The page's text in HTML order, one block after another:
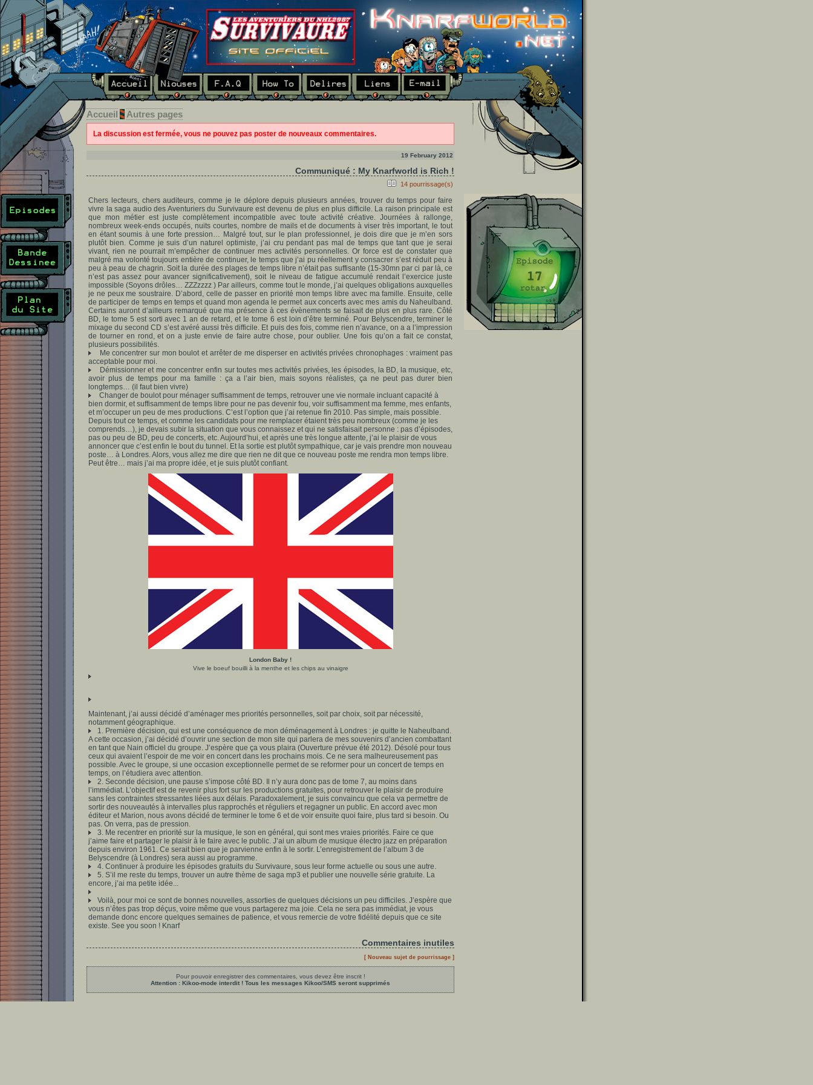
Accueil Autres pages
La discussion est fermée, vous ne pouvez pas poster de nouveaux commentaires.
19 February 2012
Communiqué : My Knarfworld is Rich !
14 pourrissage(s)
Chers lecteurs, chers auditeurs, comme je le déplore depuis plusieurs années, trouver du temps pour faire
vivre la saga audio des Aventuriers du Survivaure est devenu de plus en plus difficile. La raison principale est
que mon métier est juste complètement incompatible avec toute activité créative. Journées à rallonge,
nombreux week-ends occupés, nuits courtes, nombre de mails et de documents à viser très important, le tout
en étant soumis à une forte pression… Malgré tout, sur le plan professionnel, je dois dire que je m’en sors
plutôt bien. Comme je suis d’un naturel optimiste, j’ai cru pendant pas mal de temps que tant que je serai
vivant, rien ne pourrait m’empêcher de continuer mes activités personnelles. Or force est de constater que
malgré ma volonté toujours entière de continuer, le temps que j’ai pu réellement y consacrer s’est réduit peu à
peu à peau de chagrin. Soit la durée des plages de temps libre n’était pas suffisante (15-30mn par ci par là, ce
n’est pas assez pour avancer significativement), soit le niveau de fatigue accumulé rendait l’exercice juste
impossible (Soyons drôles… ZZZzzzz ) Par ailleurs, comme tout le monde, j’ai quelques obligations auxquelles
je ne peux me soustraire. D’abord, celle de passer en priorité mon temps libre avec ma famille. Ensuite, celle
de participer de temps en temps et quand mon agenda le permet aux concerts avec mes amis du Naheulband.
Certains auront d’ailleurs remarqué que ma présence à ces évènements se faisait de plus en plus rare. Côté
BD, le tome 5 est sorti avec 1 an de retard, et le tome 6 est loin d’être terminé. Pour Belyscendre, terminer le
mixage du second CD s’est avéré aussi très difficile. Et puis des fois, comme rien n’avance, on a a l’impression
de tourner en rond, et on a juste envie de faire autre chose, pour oublier. Une fois qu’on a fait ce constat,
plusieurs possibilités.
Me concentrer sur mon boulot et arrêter de me disperser en activités privées chronophages : vraiment pas
acceptable pour moi.
Démissionner et me concentrer enfin sur toutes mes activités privées, les épisodes, la BD, la musique, etc,
avoir plus de temps pour ma famille : ça a l’air bien, mais soyons réalistes, ça ne peut pas durer bien
longtemps… (il faut bien vivre)
Changer de boulot pour ménager suffisamment de temps, retrouver une vie normale incluant capacité à
bien dormir, et suffisamment de temps libre pour ne pas devenir fou, voir suffisamment ma femme, mes enfants,
et m’occuper un peu de mes productions. C’est l’option que j’ai retenue fin 2010. Pas simple, mais possible.
Depuis tout ce temps, et comme les candidats pour me remplacer étaient très peu nombreux (comme je les
comprends…), je devais subir la situation que vous connaissez et qui ne satisfaisait personne : pas d’épisodes,
pas ou peu de BD, peu de concerts, etc. Aujourd’hui, et après une très longue attente, j’ai le plaisir de vous
annoncer que c’est enfin le bout du tunnel. Et la sortie est plutôt sympathique, car je vais prendre mon nouveau
poste… à Londres. Alors, vous allez me dire que rien ne dit que ce nouveau poste me rendra mon temps libre.
Peut être… mais j’ai ma propre idée, et je suis plutôt confiant.
London Baby !
Vive le boeuf bouilli à la menthe et les chips au vinaigre
Maintenant, j’ai aussi décidé d’aménager mes priorités personnelles, soit par choix, soit par nécessité,
notamment géographique.
1. Première décision, qui est une conséquence de mon déménagement à Londres : je quitte le Naheulband.
A cette occasion, j’ai décidé d’ouvrir une section de mon site qui parlera de mes souvenirs d’ancien combattant
en tant que Nain officiel du groupe. J’espère que ça vous plaira (Ouverture prévue été 2012). Désolé pour tous
ceux qui avaient l’espoir de me voir en concert dans les prochains mois. Ce ne sera malheureusement pas
possible. Avec le groupe, si une occasion exceptionnelle permet de se reformer pour un concert de temps en
temps, on l’étudiera avec attention.
2. Seconde décision, une pause s’impose côté BD. Il n’y aura donc pas de tome 7, au moins dans
l’immédiat. L’objectif est de revenir plus fort sur les productions gratuites, pour retrouver le plaisir de produire
sans les contraintes stressantes liées aux délais. Paradoxalement, je suis convaincu que cela va permettre de
sortir des nouveautés à intervalles plus rapprochés et réguliers et regagner un public. En accord avec mon
éditeur et Marion, nous avons décidé de terminer le tome 6 et de voir ensuite quoi faire, plus tard si besoin. Ou
pas. On verra, pas de pression.
3. Me recentrer en priorité sur la musique, le son en général, qui sont mes vraies priorités. Faire ce que
j’aime faire et partager le plaisir à le faire avec le public. J’ai un album de musique électro jazz en préparation
depuis environ 1961. Ce serait bien que je parvienne enfin à le sortir. L’enregistrement de l’album 3 de
Belyscendre (à Londres) sera aussi au programme.
4. Continuer à produire les épisodes gratuits du Survivaure, sous leur forme actuelle ou sous une autre.
5. S’il me reste du temps, trouver un autre thème de saga mp3 et publier une nouvelle série gratuite. La
encore, j’ai ma petite idée...
Voilà, pour moi ce sont de bonnes nouvelles, assorties de quelques décisions un peu difficiles. J’espère que
vous n’êtes pas trop déçus, voire même que vous partagerez ma joie. Cela ne sera pas immédiat, je vous
demande donc encore quelques semaines de patience, et vous remercie de votre fidélité depuis que ce site
existe. See you soon ! Knarf
Commentaires inutiles
[ Nouveau sujet de pourrissage ]
Pour pouvoir enregistrer des commentaires, vous devez être inscrit !
Attention : Kikoo-mode interdit ! Tous les messages Kikoo/SMS seront supprimés